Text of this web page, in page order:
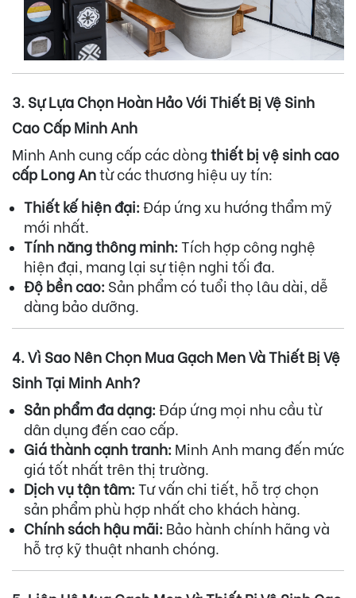
3. Sự Lựa Chọn Hoàn Hảo Với Thiết Bị Vệ Sinh
Cao Cấp Minh Anh
Minh Anh cung cấp các dòngthiết bị vệ sinh cao
cấp Long Antừ các thương hiệu uy tín:
Thiết kế hiện đại:Đáp ứng xu hướng thẩm mỹ
mới nhất.
Tính năng thông minh:Tích hợp công nghệ
hiện đại, mang lại sự tiện nghi tối đa.
Độ bền cao: Sản phẩm có tuổi thọ lâu dài, dễ
dàng bảo dưỡng.
4. Vì Sao Nên Chọn Mua Gạch Men Và Thiết Bị Vệ
Sinh Tại Minh Anh?
Sản phẩm đa dạng:Đáp ứng mọi nhu cầu từ
dân dụng đến cao cấp.
Giá thành cạnh tranh: Minh Anh mang đến mức
giá tốt nhất trên thị trường.
Dịch vụ tận tâm:Tư vấn chi tiết, hỗ trợ chọn
sản phẩm phù hợp nhất cho khách hàng.
Chính sách hậu mãi: Bảo hành chính hãng và
hỗ trợ kỹ thuật nhanh chóng.